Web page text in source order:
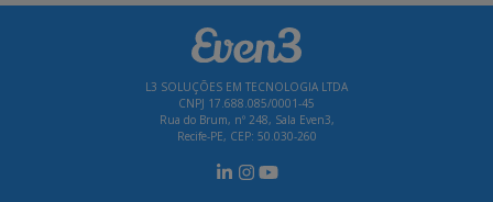
L3 SOLUÇÕES EM TECNOLOGIA LTDA
CNPJ 17.688.085/0001-45
Rua do Brum, nº 248, Sala Even3,
Recife-PE, CEP: 50.030-260